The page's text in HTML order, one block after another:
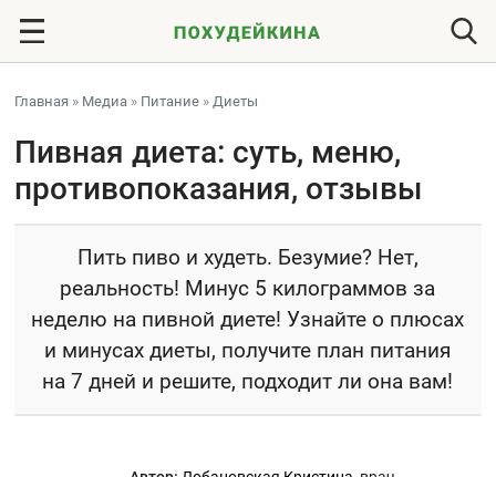
Главная » Медиа » Питание »Диеты
Пивная диета: суть, меню,
противопоказания, отзывы
Пить пиво и худеть. Безумие? Нет,
реальность! Минус 5 килограммов за
неделю на пивной диете! Узнайте о плюсах
и минусах диеты, получите план питания
на 7 дней и решите, подходит ли она вам!